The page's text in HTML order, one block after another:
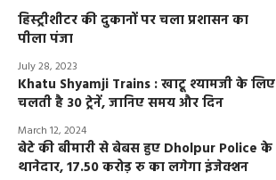
हिस्ट्रीशीटर की दुकानों पर चला प्रशासन का
पीला पंजा
July 28, 2023
Khatu Shyamji Trains : खाटू श्यामजी के लिए
चलती है 30 ट्रेनें, जानिए समय और दिन
March 12, 2024
बेटे की बीमारी से बेबस हुए Dholpur Police के
थानेदार, 17.50 करोड़ रु का लगेगा इंजेक्शन